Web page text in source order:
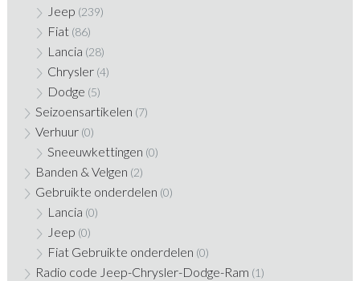
Jeep (239)
Fiat (86)
Lancia (28)
Chrysler (4)
Dodge (5)
Seizoensartikelen (7)
Verhuur (0)
Sneeuwkettingen (0)
Banden & Velgen (2)
Gebruikte onderdelen (0)
Lancia (0)
Jeep (0)
Fiat Gebruikte onderdelen (0)
Radio code Jeep-Chrysler-Dodge-Ram (1)